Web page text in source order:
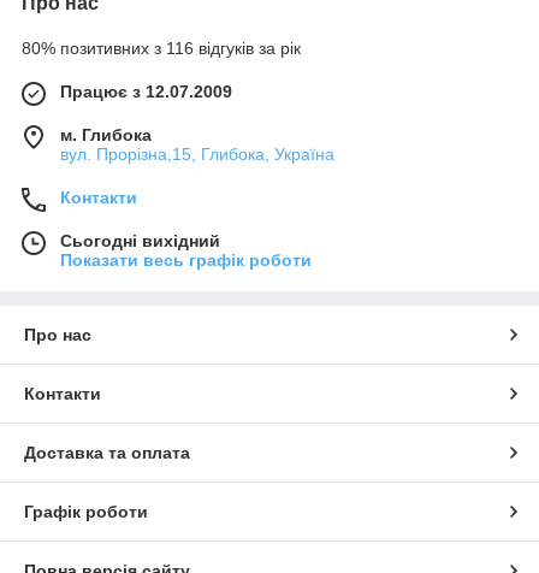
80% позитивних з 116 відгуків за рік
Працює з 12.07.2009
м. Глибока
вул. Прорізна,15, Глибока, Україна
Контакти
Сьогодні вихідний
Показати весь графік роботи
Про нас
Контакти
Доставка та оплата
Графік роботи